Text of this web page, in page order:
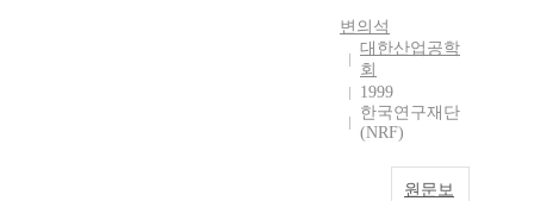
변의석
대한산업공학
회
1999
한국연구재단
(NRF)
원문보